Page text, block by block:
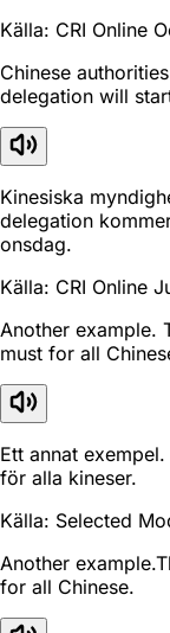
Källa: CRI Online
Chinese
delegation will
Kinesiska
delegation
onsdag.
Källa: CRI Online
Another example.
must for all
Ett annat
för alla kineser.
Källa: Selected
Another
for all Chinese.